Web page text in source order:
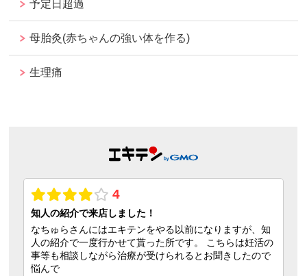
予定日超過
母胎灸(赤ちゃんの強い体を作る)
生理痛